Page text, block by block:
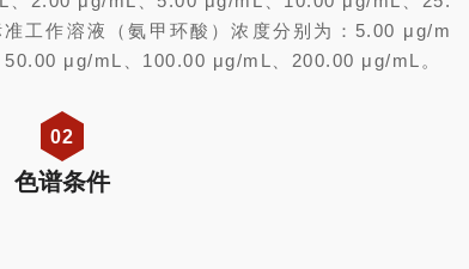
工作溶液（氨甲环酸）浓度分别为：5.00 μg/m
μg/mL、100.00 μg/mL、200.00 μg/mL。
02
色谱条件